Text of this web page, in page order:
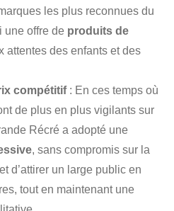
les plus reconnues du
une offre de produits de
attentes des enfants et des
compétitif: En ces temps où
de plus en plus vigilants sur
Récré a adopté une
, sans compromis sur la
d’attirer un large public en
tout en maintenant une